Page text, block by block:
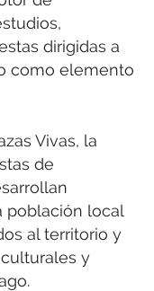
dirigidas a
como elemento
Vivas, la
de
población local
al territorio y
y